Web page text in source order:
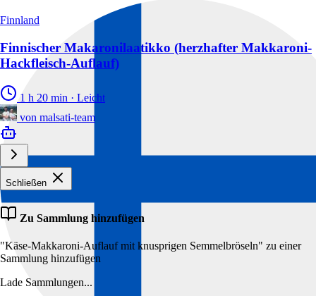
Finnland
Finnischer Makaronilaatikko (herzhafter Makkaroni-
Hackfleisch-Auflauf)
1 h 20 min · Leicht
von malsati-team
Schließen
Zu Sammlung hinzufügen
"Käse-Makkaroni-Auflauf mit knusprigen Semmelbröseln" zu einer
Sammlung hinzufügen
Lade Sammlungen...